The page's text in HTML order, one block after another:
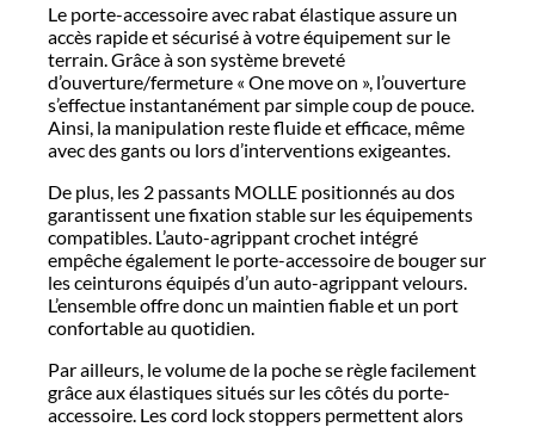
Le porte-accessoire avec rabat élastique assure un
accès rapide et sécurisé à votre équipement sur le
terrain. Grâce à son système breveté
d’ouverture/fermeture « One move on », l’ouverture
s’effectue instantanément par simple coup de pouce.
Ainsi, la manipulation reste fluide et efficace, même
avec des gants ou lors d’interventions exigeantes.
De plus, les 2 passants MOLLE positionnés au dos
garantissent une fixation stable sur les équipements
compatibles. L’auto-agrippant crochet intégré
empêche également le porte-accessoire de bouger sur
les ceinturons équipés d’un auto-agrippant velours.
L’ensemble offre donc un maintien fiable et un port
confortable au quotidien.
Par ailleurs, le volume de la poche se règle facilement
grâce aux élastiques situés sur les côtés du porte-
accessoire. Les cord lock stoppers permettent alors